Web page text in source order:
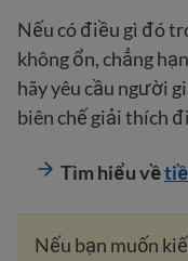
Nếu có điều gì đó
không ổn, chẳng
hãy yêu cầu người
biên chế giải thích
Tìm hiểu về
Nếu bạn muốn